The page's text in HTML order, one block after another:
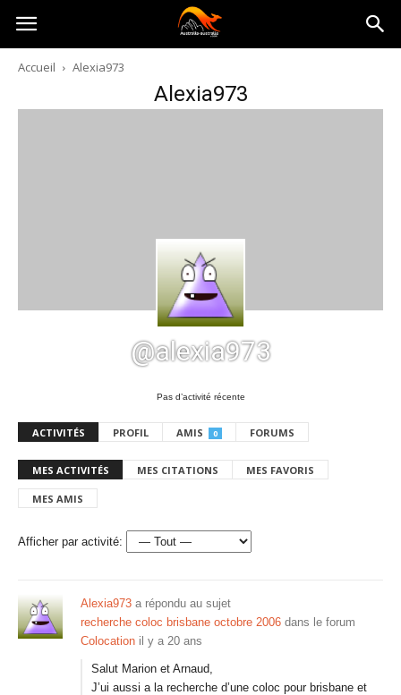
Australia-
australie.com
Accueil Alexia973
Alexia973
@alexia973
Pas d’activité récente
ACTIVITÉS PROFIL AMIS 0 FORUMS
MES ACTIVITÉS MES CITATIONS MES FAVORIS
MES AMIS
Afficher par activité:
Alexia973 a répondu au sujet
recherche coloc brisbane octobre 2006 dans le forum
Colocation il y a 20 ans
Salut Marion et Arnaud,
J’ui aussi a la recherche d’une coloc pour brisbane et